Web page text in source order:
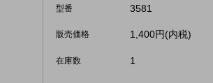
型番 3581
販売価格 1,400円(内税)
在庫数 1